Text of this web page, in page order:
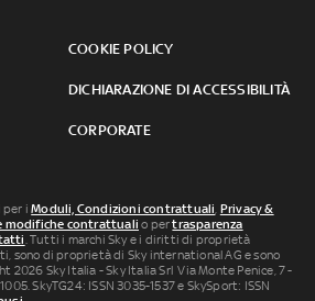
COOKIE POLICY
DICHIARAZIONE DI ACCESSIBILITÀ
CORPORATE
per iModuli, Condizioni contrattuali, Privacy &
modifiche contrattuali o pertrasparenza
. Tutti i marchi Sky e i diritti di proprietà
sono di proprietà di Sky international AG e sono
2026 Sky Italia - Sky Italia Srl Via Monte Penice, 7 -
SkyTG24: ISSN 3035-1537 e SkySport: ISSN